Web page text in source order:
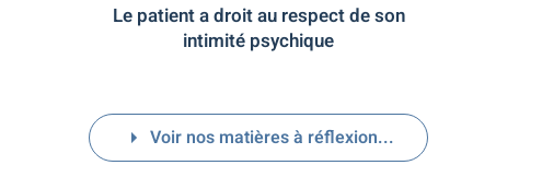
Le patient a droit au respect de son
intimité psychique
Voir nos matières à réflexion...